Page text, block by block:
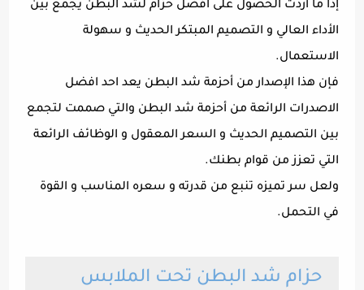
إذا ما أردت الحصول على افضل حزام لشد البطن يجمع بين
الأداء العالي و التصميم المبتكر الحديث و سهولة
الاستعمال.
فإن هذا الإصدار من أحزمة شد البطن يعد احد افضل
الاصدرات الرائعة من أحزمة شد البطن والتي صممت لتجمع
بين التصميم الحديث و السعر المعقول و الوظائف الرائعة
التي تعزز من قوام بطنك.
ولعل سر تميزه تنبع من قدرته و سعره المناسب و القوة
في التحمل.
حزام شد البطن تحت الملابس